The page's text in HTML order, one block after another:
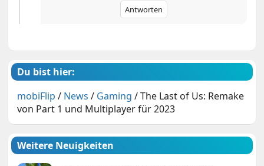
Antworten
Du bist hier:
mobiFlip / News / Gaming /The Last of Us: Remake
von Part 1 und Multiplayer für 2023
Weitere Neuigkeiten